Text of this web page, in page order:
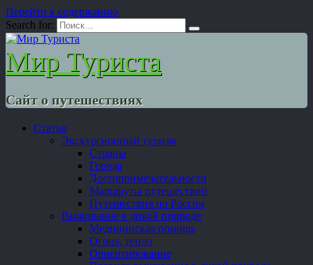
Перейти к содержанию
Search for:
Мир Туриста
Сайт о путешествиях
Статьи
Экскурсионный туризм
Страны
Города
Достопримечательности
Маршруты путешествий
Путешествия по России
Выживание в дикой природе
Медицинская помощь
Огонь, тепло
Ориентирование